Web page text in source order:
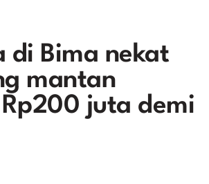
di Bima nekat
mantan
juta demi